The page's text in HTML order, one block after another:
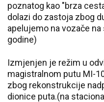
poznatog kao "brza
dolazi do zastoja zbog
apelujemo na vozače
godine)
Izmjenjen je režim u
magistralnom putu MI-
zbog rekonstrukcije
dionice puta.(na